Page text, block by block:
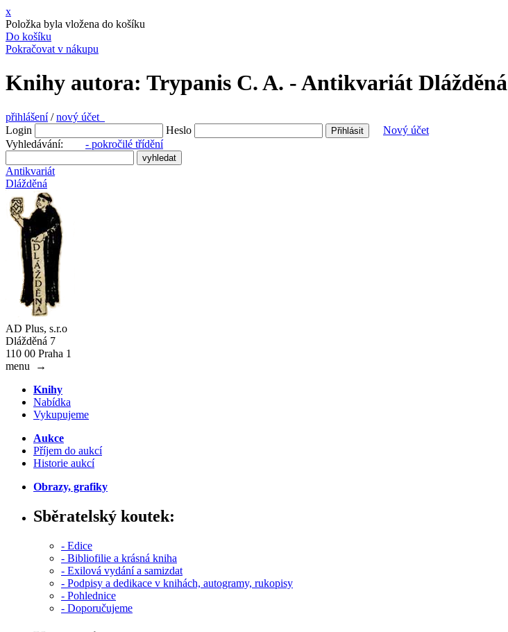
x
Položka byla vložena do košíku
Do košíku
Pokračovat v nákupu
Knihy autora: Trypanis C. A. - Antikvariát Dlážděná
přihlášení/nový účet
Login
Heslo
Nový účet
Vyhledávání: - pokročilé třídění
Antikvariát
Dlážděná
AD Plus, s.r.o
Dlážděná 7
110 00 Praha 1
menu
→
Knihy
Nabídka
Vykupujeme
Aukce
Příjem do aukcí
Historie aukcí
Obrazy, grafiky
Sběratelský koutek:
- Edice
- Bibliofilie a krásná kniha
- Exilová vydání a samizdat
- Podpisy a dedikace v knihách, autogramy, rukopisy
- Pohlednice
- Doporučujeme